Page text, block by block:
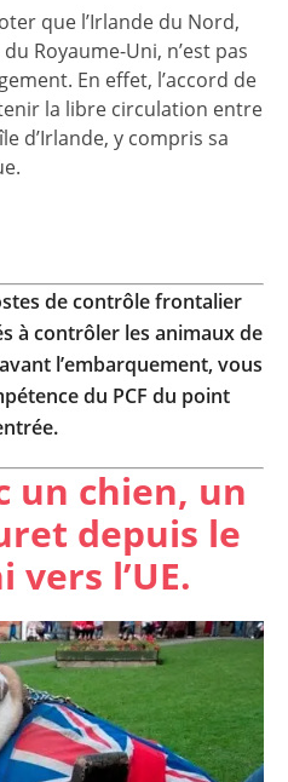
que l’Irlande du Nord,
Royaume-Uni, n’est pas
En effet, l’accord de
la libre circulation entre
d’Irlande, y compris sa
de contrôle frontalier
à contrôler les animaux de
l’embarquement, vous
du PCF du point
un chien, un
depuis le
vers l’UE.